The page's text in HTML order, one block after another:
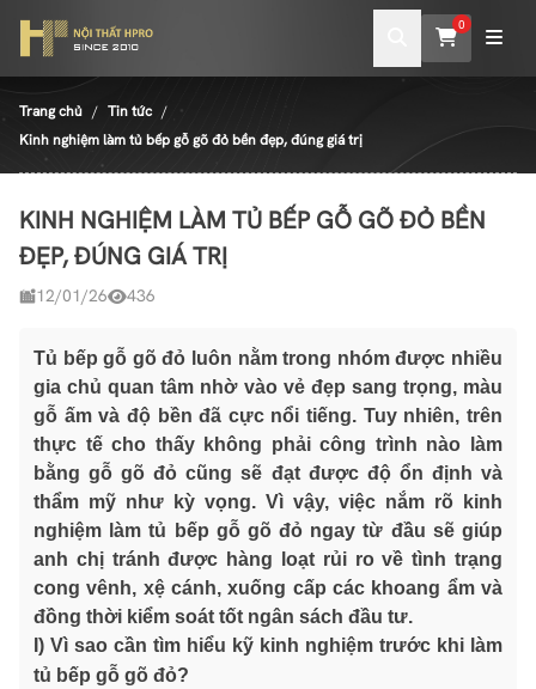
0
Trang chủ
Tin tức
Kinh nghiệm làm tủ bếp gỗ gõ đỏ bền đẹp, đúng giá trị
KINH NGHIỆM LÀM TỦ BẾP GỖ GÕ ĐỎ BỀN
ĐẸP, ĐÚNG GIÁ TRỊ
12/01/26 436
Tủ bếp gỗ gõ đỏ luôn nằm trong nhóm được nhiều
gia chủ quan tâm nhờ vào vẻ đẹp sang trọng, màu
gỗ ấm và độ bền đã cực nổi tiếng. Tuy nhiên, trên
thực tế cho thấy không phải công trình nào làm
bằng gỗ gõ đỏ cũng sẽ đạt được độ ổn định và
thẩm mỹ như kỳ vọng. Vì vậy, việc nắm rõ kinh
nghiệm làm tủ bếp gỗ gõ đỏ ngay từ đầu sẽ giúp
anh chị tránh được hàng loạt rủi ro về tình trạng
cong vênh, xệ cánh, xuống cấp các khoang ẩm và
đồng thời kiểm soát tốt ngân sách đầu tư.
I) Vì sao cần tìm hiểu kỹ kinh nghiệm trước khi làm
tủ bếp gỗ gõ đỏ?